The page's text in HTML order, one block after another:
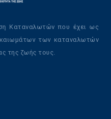
Καταναλωτών που έχει ως
των καταναλωτών
της ζωής τους.